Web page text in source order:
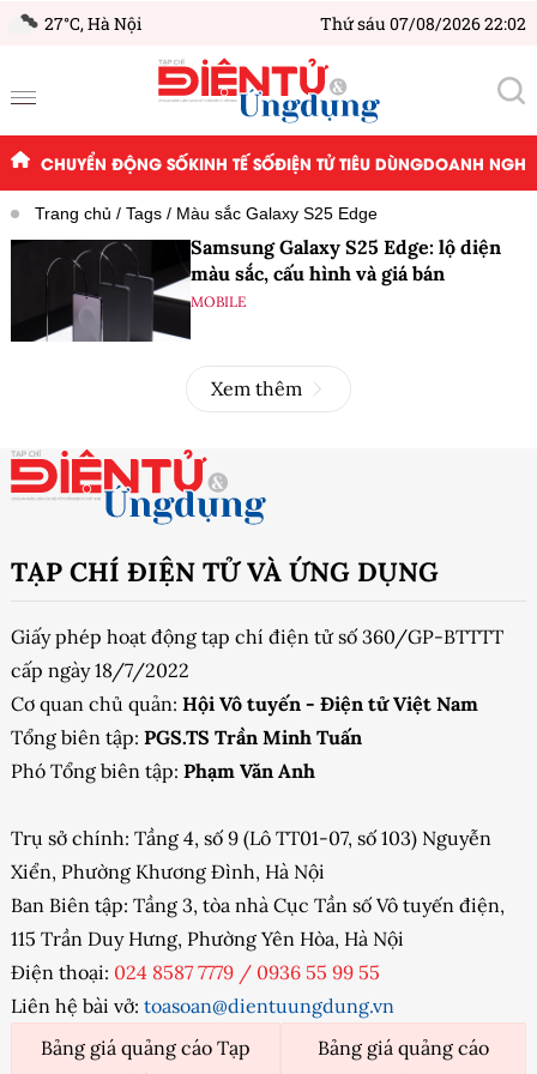
27°C,Hà Nội Thứ sáu 07/08/2026 22:02
CHUYỂN ĐỘNG SỐKINH TẾ SỐĐIỆN TỬ TIÊU DÙNGDOANH
Trang chủ Tags Màu sắc Galaxy S25 Edge
Samsung Galaxy S25 Edge: lộ diện
màu sắc, cấu hình và giá bán
MOBILE
Xem thêm
TẠP CHÍ ĐIỆN TỬ VÀ ỨNG DỤNG
Giấy phép hoạt động tạp chí điện tử số 360/GP-BTTTT
cấp ngày 18/7/2022
Cơ quan chủ quản: Hội Vô tuyến - Điện tử Việt Nam
Tổng biên tập: PGS.TS Trần Minh Tuấn
Phó Tổng biên tập: Phạm Văn Anh
Trụ sở chính: Tầng 4, số 9 (Lô TT01-07, số 103) Nguyễn
Xiển, Phường Khương Đình, Hà Nội
Ban Biên tập: Tầng 3, tòa nhà Cục Tần số Vô tuyến điện,
115 Trần Duy Hưng, Phường Yên Hòa, Hà Nội
Điện thoại: 024 8587 7779 / 0936 55 99 55
Liên hệ bài vở: toasoan@dientuungdung.vn
Bảng giá quảng cáo Tạp
Bảng giá quảng cáo